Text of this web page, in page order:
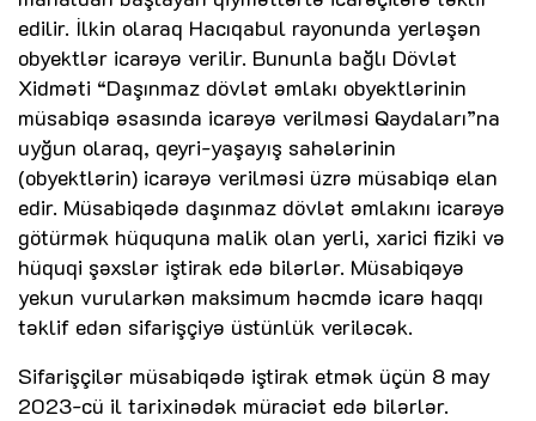
edilir. İlkin olaraq Hacıqabul rayonunda yerləşən
obyektlər icarəyə verilir. Bununla bağlı Dövlət
Xidməti “Daşınmaz dövlət əmlakı obyektlərinin
müsabiqə əsasında icarəyə verilməsi Qaydaları”na
uyğun olaraq, qeyri-yaşayış sahələrinin
(obyektlərin) icarəyə verilməsi üzrə müsabiqə elan
edir. Müsabiqədə daşınmaz dövlət əmlakını icarəyə
götürmək hüququna malik olan yerli, xarici fiziki və
hüquqi şəxslər iştirak edə bilərlər. Müsabiqəyə
yekun vurularkən maksimum həcmdə icarə haqqı
təklif edən sifarişçiyə üstünlük veriləcək.
Sifarişçilər müsabiqədə iştirak etmək üçün 8 may
2023-cü il tarixinədək müraciət edə bilərlər.